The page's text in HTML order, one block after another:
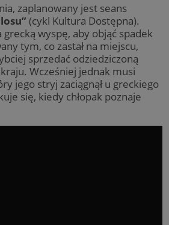
zaplanowany jest seans
(cykl Kultura Dostępna).
wyspę, aby objąć spadek
tym, co zastał na miejscu,
sprzedać odziedziczoną
Wcześniej jednak musi
jego stryj zaciągnął u greckiego
się, kiedy chłopak poznaje